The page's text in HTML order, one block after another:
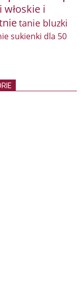
włoskie i
tanie bluzki
sukienki dla 50